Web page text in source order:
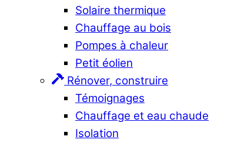
Solaire thermique
Chauffage au bois
Pompes à chaleur
Petit éolien
Rénover, construire
Témoignages
Chauffage et eau chaude
Isolation